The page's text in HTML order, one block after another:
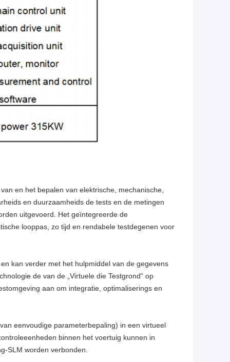
en het bepalen van elektrische, mechanische,
en duurzaamheids de tests en de metingen
uitgevoerd. Het geïntegreerde de
looppas, zo tijd en rendabele testdegenen voor
kan verder met het hulpmiddel van de gegevens
de van de „Virtuele die Testgrond“ op
aan om integratie, optimaliserings en
eenvoudige parameterbepaling) in een virtueel
binnen het voertuig kunnen in
SLM worden verbonden.